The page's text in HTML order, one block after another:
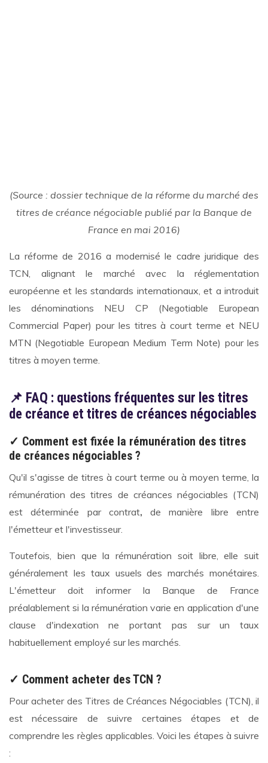
(Source : dossier technique de la réforme du marché des
titres de créance négociable publié par la Banque de
France en mai 2016)
La réforme de 2016 a modernisé le cadre juridique des
TCN, alignant le marché avec la réglementation
européenne et les standards internationaux, et a introduit
les dénominations NEU CP (Negotiable European
Commercial Paper) pour les titres à court terme et NEU
MTN (Negotiable European Medium Term Note) pour les
titres à moyen terme.
📌 FAQ : questions fréquentes sur les titres
de créance et titres de créances négociables
✓ Comment est fixée la rémunération des titres
de créances négociables ?
Qu'il s'agisse de titres à court terme ou à moyen terme, la
rémunération des titres de créances négociables (TCN)
est déterminée
par contrat, de manière libre entre
l'émetteur et l'investisseur.
Toutefois, bien que la rémunération soit libre, elle suit
généralement les taux usuels des marchés monétaires.
L'émetteur doit informer la Banque de France
préalablement si la rémunération varie en application d'une
clause d'indexation ne portant pas sur un taux
habituellement employé sur les marchés.
✓ Comment acheter des TCN ?
Pour acheter des Titres de Créances Négociables (TCN), il
est nécessaire de suivre certaines étapes et de
comprendre les règles applicables. Voici les étapes à suivre
: